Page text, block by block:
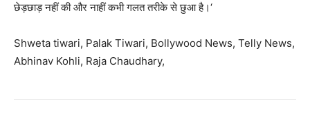
छेड़छाड़ नहीं की और नाहीं कभी गलत तरीके से छुआ है।‘
Shweta tiwari, Palak Tiwari, Bollywood News, Telly News,
Abhinav Kohli, Raja Chaudhary,